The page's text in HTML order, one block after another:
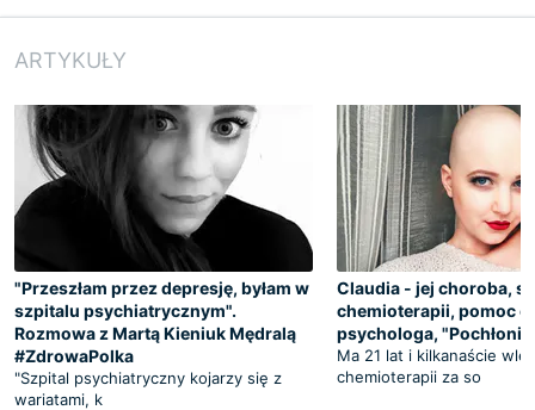
ARTYKUŁY
"Przeszłam przez depresję, byłam w
szpitalu psychiatrycznym".
Rozmowa z Martą Kieniuk Mędralą
#ZdrowaPolka
"Szpital psychiatryczny kojarzy się z
wariatami, k
Claudia - jej choroba,
chemioterapii, pomoc
psychologa,
Ma 21 lat i kilkanaście
chemioterapii za so